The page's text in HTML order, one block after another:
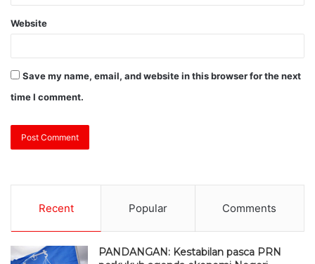
Website
Save my name, email, and website in this browser for the next
time I comment.
Recent Popular Comments
PANDANGAN: Kestabilan pasca PRN